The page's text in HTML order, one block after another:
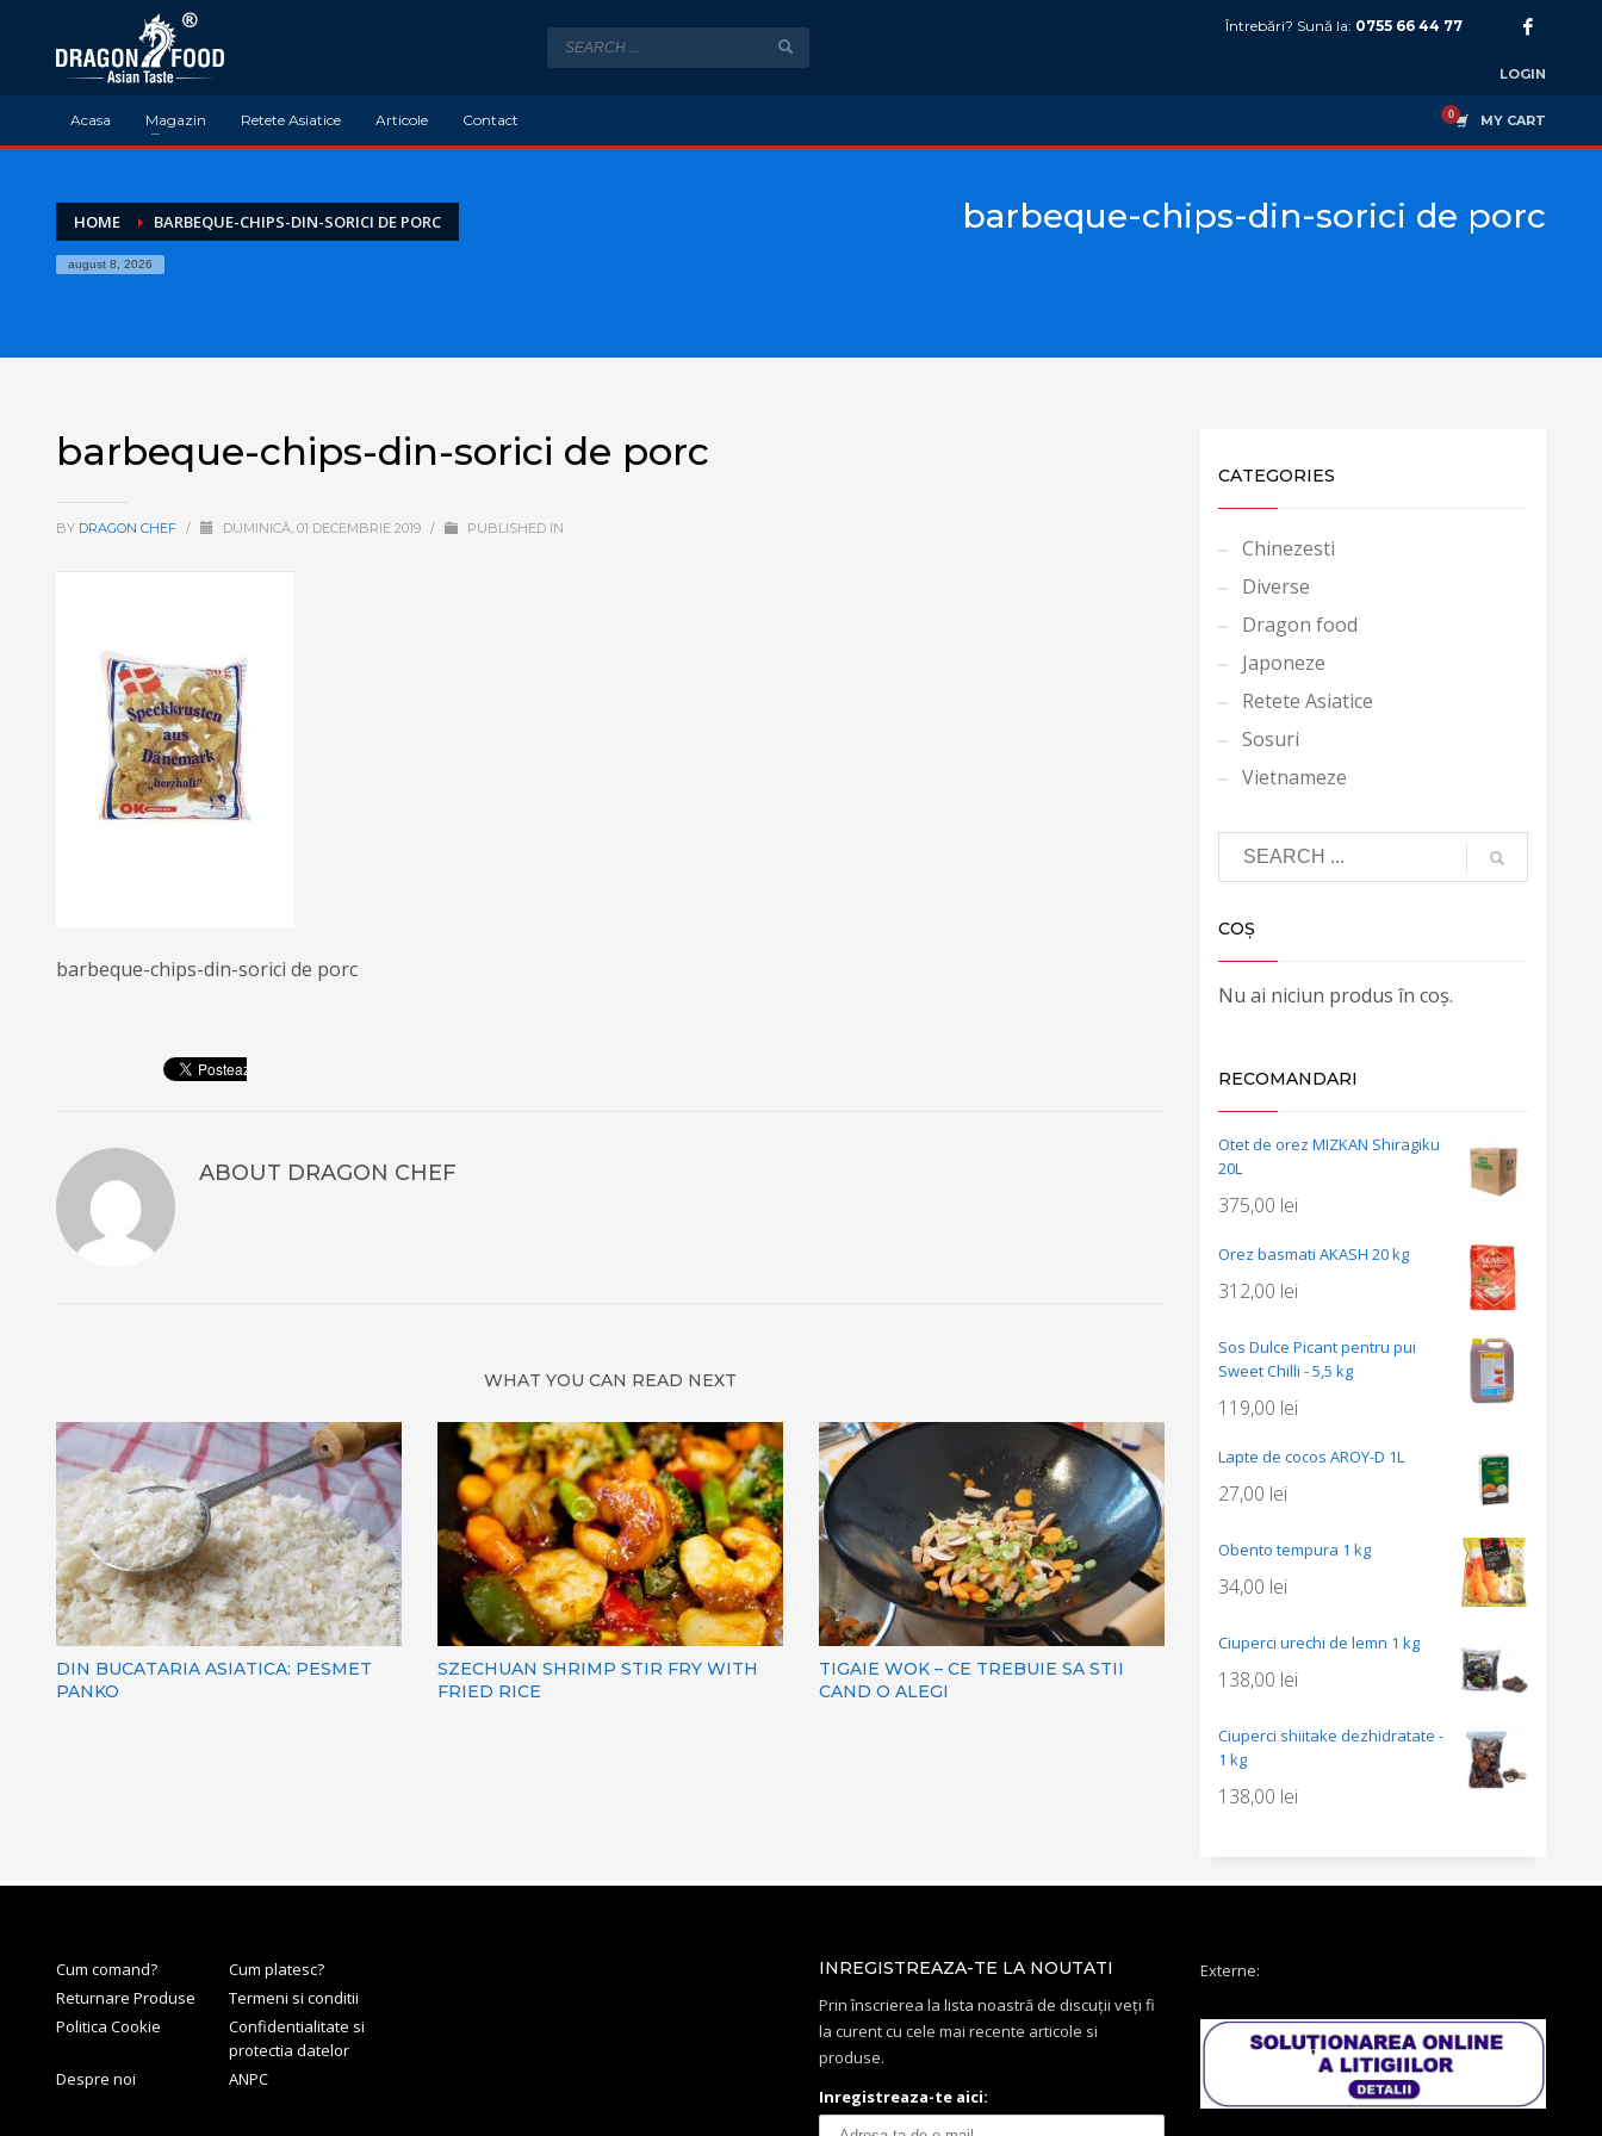
Întrebări? Sună la: 0755 66 44 77
LOGIN
Acasa Magazin Retete Asiatice Articole Contact MY CART
HOME BARBEQUE-CHIPS-DIN-SORICI DE PORC
august 8, 2026
barbeque-chips-din-sorici de porc
barbeque-chips-din-sorici de porc
BY DRAGON CHEF / DUMINICĂ, 01 DECEMBRIE 2019 / PUBLISHED IN
barbeque-chips-din-sorici de porc
ABOUT DRAGON CHEF
WHAT YOU CAN READ NEXT
DIN BUCATARIA ASIATICA: PESMET
PANKO
SZECHUAN SHRIMP STIR FRY WITH
FRIED RICE
TIGAIE WOK – CE TREBUIE SA STII
CAND O ALEGI
CATEGORIES
Chinezesti
Diverse
Dragon food
Japoneze
Retete Asiatice
Sosuri
Vietnameze
COȘ
Nu ai niciun produs în coș.
RECOMANDARI
Otet de orez MIZKAN Shiragiku
20L
375,00 lei
Orez basmati AKASH 20 kg
312,00 lei
Sos Dulce Picant pentru pui
Sweet Chilli - 5,5 kg
119,00 lei
Lapte de cocos AROY-D 1L
27,00 lei
Obento tempura 1 kg
34,00 lei
Ciuperci urechi de lemn 1 kg
138,00 lei
Ciuperci shiitake dezhidratate -
1 kg
138,00 lei
Cum comand?
Cum platesc?
Returnare Produse
Termeni si conditii
Politica Cookie
Confidentialitate si
protectia datelor
Despre noi
ANPC
INREGISTREAZA-TE LA NOUTATI
Prin înscrierea la lista noastră de discuții veți fi
la curent cu cele mai recente articole si
produse.
Inregistreaza-te aici:
Externe: